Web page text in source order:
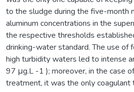
to the sludge during the five-month
aluminum concentrations in the
the respective thresholds
drinking-water standard. The use of
high turbidity waters led to intense
97 μg.L -1 ); moreover, in the case
treatment, it was the only coagulant